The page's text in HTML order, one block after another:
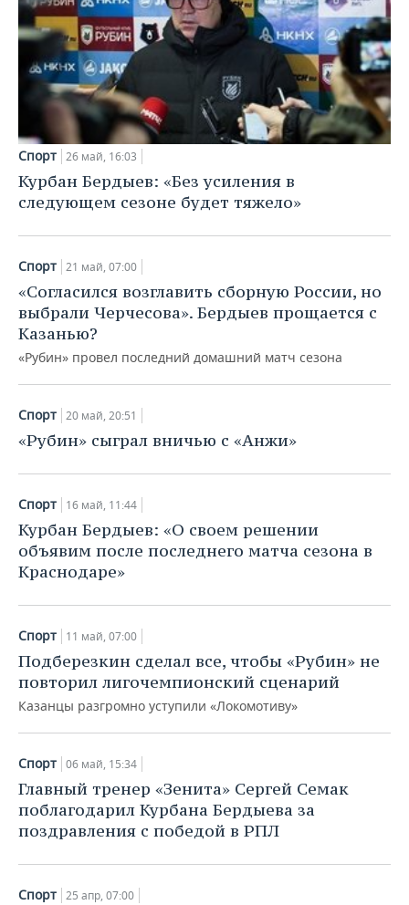
Спорт 26 май, 16:03
Курбан Бердыев: «Без усиления в
следующем сезоне будет тяжело»
Спорт 21 май, 07:00
«Согласился возглавить сборную России, но
выбрали Черчесова». Бердыев прощается с
Казанью?
«Рубин» провел последний домашний матч сезона
Спорт 20 май, 20:51
«Рубин» сыграл вничью с «Анжи»
Спорт 16 май, 11:44
Курбан Бердыев: «О своем решении
объявим после последнего матча сезона в
Краснодаре»
Спорт 11 май, 07:00
Подберезкин сделал все, чтобы «Рубин» не
повторил лигочемпионский сценарий
Казанцы разгромно уступили «Локомотиву»
Спорт 06 май, 15:34
Главный тренер «Зенита» Сергей Семак
поблагодарил Курбана Бердыева за
поздравления с победой в РПЛ
Спорт 25 апр, 07:00